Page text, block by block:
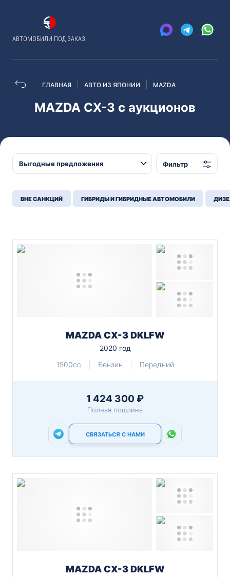
АВТОМОБИЛИ ПОД ЗАКАЗ
ГЛАВНАЯ АВТО ИЗ ЯПОНИИ MAZDA
MAZDA CX-3 с аукционов
Фильтр
ВНЕ САНКЦИЙ ГИБРИДЫ И ГИБРИДНЫЕ АВТОМОБИЛИ
MAZDA CX-3 DKLFW
2020 год
1500cc
Бензин Передний
1 424 300 ₽
Полная пошлина
СВЯЗАТЬСЯ С НАМИ
MAZDA CX-3 DKLFW